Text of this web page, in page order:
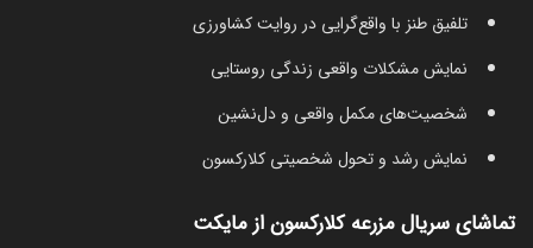
تلفیق طنز با واقع‌گرایی در روایت کشاورزی
نمایش مشکلات واقعی زندگی روستایی
شخصیت‌های مکمل واقعی و دل‌نشین
نمایش رشد و تحول شخصیتی کلارکسون
تماشای سریال مزرعه کلارکسون از مایکت